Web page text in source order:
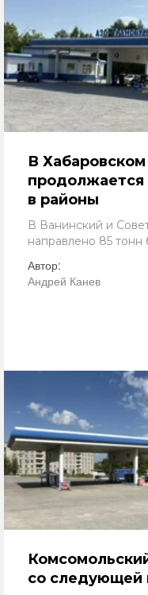
В Хабаровском
продолжается
в районы
В Ванинский и
направлено 85 тонн
Автор:
Андрей Канев
со следующей